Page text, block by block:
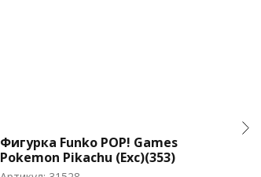
Фигурка Funko POP! Games
Pokemon Pikachu (Exc)(353)